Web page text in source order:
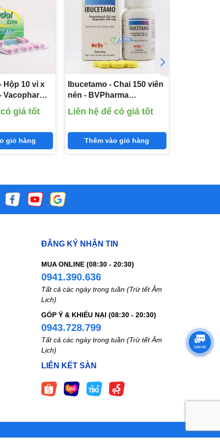
toàn
chất
tích
Hộp 10 vỉ x
Vacopharm
500mg;
giá tốt
giỏ hàng
Ibucetamo - Chai 150 viên
nén - BVPharma
(Paracetamol 325mg;
Ibuprofen 200mg)
Liên hệ để có giá tốt
Thêm vào giỏ hàng
ĐĂNG KÝ NHẬN TIN
MUA ONLINE (08:30 - 20:30)
0941.390.636
Tất cả các ngày trong tuần (Trừ tết Âm
Lịch)
GÓP Ý & KHIẾU NẠI (08:30 - 20:30)
0943.728.799
Tất cả các ngày trong tuần (Trừ tết Âm
Lịch)
LIÊN KẾT SÀN